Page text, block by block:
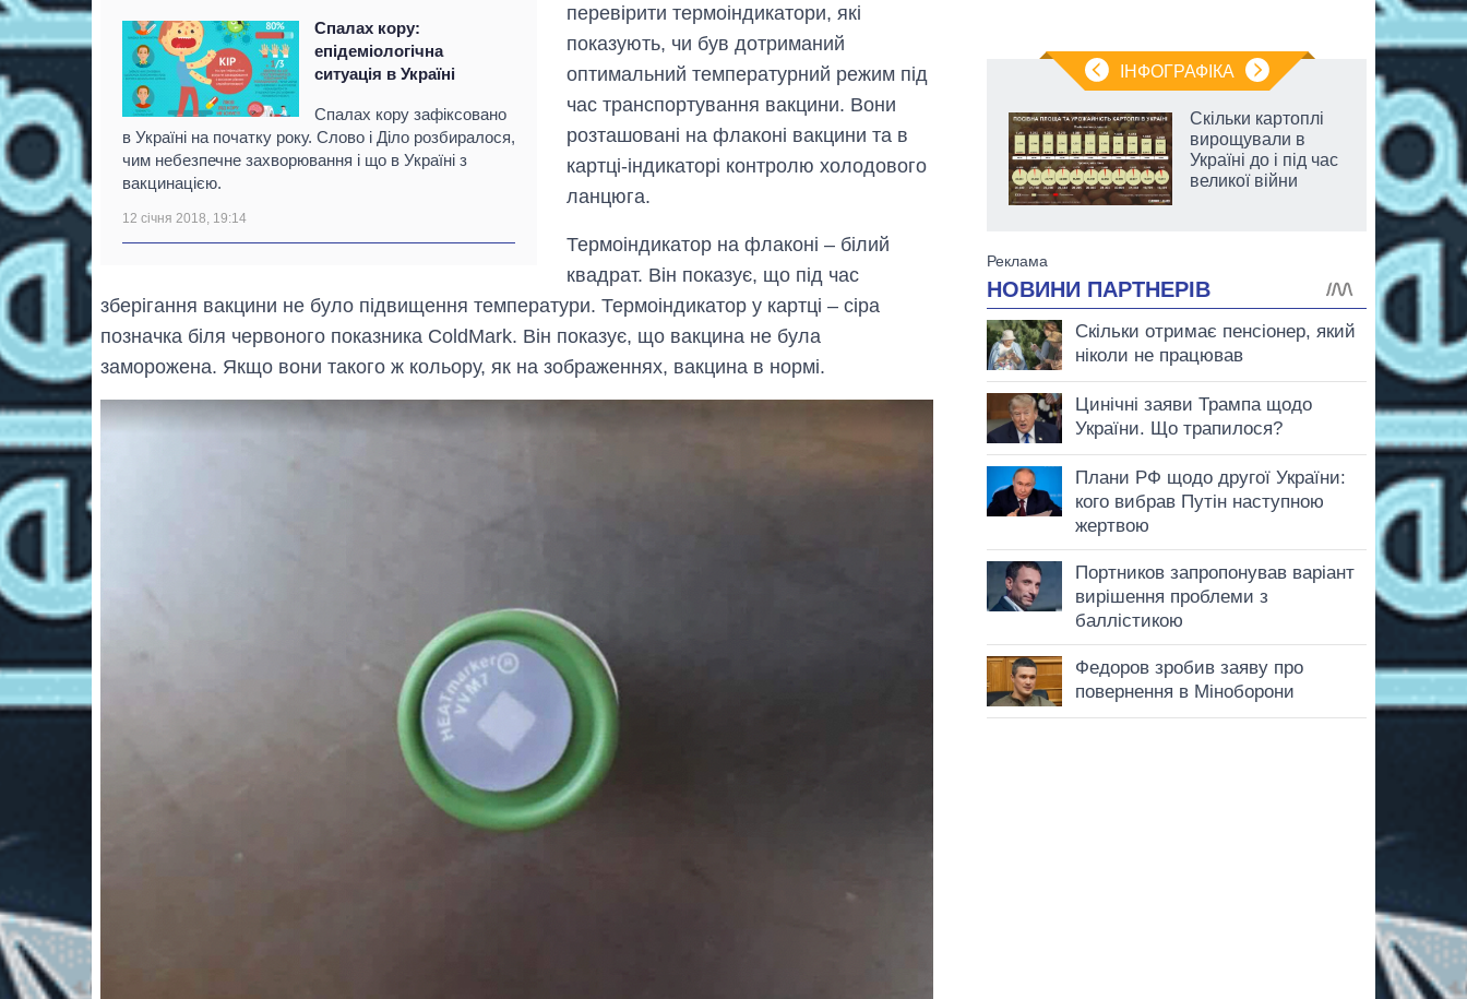
Спалах кору:
епідеміологічна
ситуація в Україні
Спалах кору зафіксовано
в Україні на початку року. Слово і Діло розбиралося,
чим небезпечне захворювання і що в Україні з
вакцинацією.
12 січня 2018, 19:14
перевірити термоіндикатори, які
показують, чи був дотриманий
оптимальний температурний режим під
час транспортування вакцини. Вони
розташовані на флаконі вакцини та в
картці-індикаторі контролю холодового
ланцюга.
Термоіндикатор на флаконі – білий
квадрат. Він показує, що під час
зберігання вакцини не було підвищення температури. Термоіндикатор у картці – сіра
позначка біля червоного показника ColdMark. Він показує, що вакцина не була
заморожена. Якщо вони такого ж кольору, як на зображеннях, вакцина в нормі.
ІНФОГРАФІКА
змінилася кількість
вступників на
бакалаврат,
Скільки картоплі
вирощували в
Україні до і під час
великої війни